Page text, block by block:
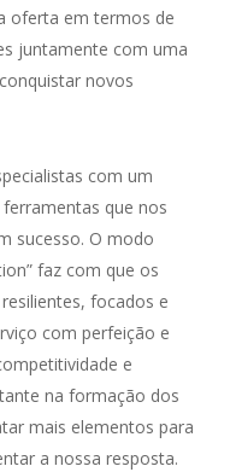
oferta em termos de
juntamente com uma
novos
com um
que nos
sucesso. O modo
faz com que os
focados e
com perfeição e
e
na formação dos
mais elementos para
a nossa resposta.